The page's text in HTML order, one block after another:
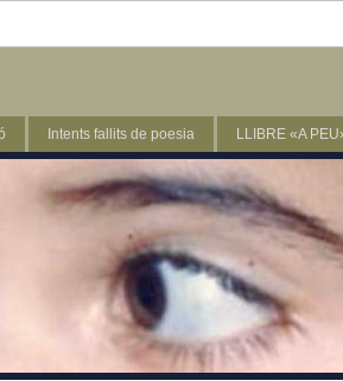
Intents fallits de poesia LLIBRE «A